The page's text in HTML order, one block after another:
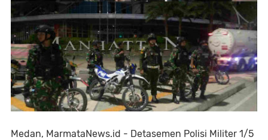
Medan, MarmataNews.id - Detasemen Polisi Militer 1/5